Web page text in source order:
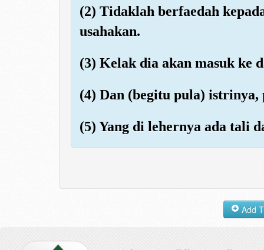
(2) Tidaklah berfaedah
usahakan.
(3) Kelak dia akan masuk ke
(4) Dan (begitu pula) istrinya,
(5) Yang di lehernya ada tali